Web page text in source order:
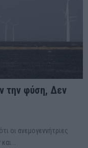
την φύση, Δεν
οι ανεμογεννήτριες